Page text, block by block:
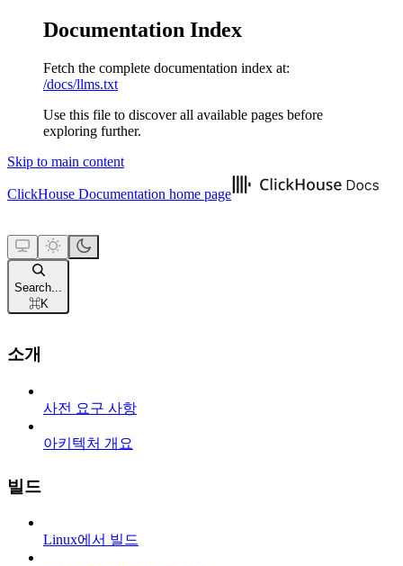
Documentation Index
Fetch the complete documentation index at:
/docs/llms.txt
Use this file to discover all available pages before
exploring further.
Skip to main content
ClickHouse Documentation home page
Search...
⌘K
소개
사전 요구 사항
아키텍처 개요
빌드
Linux에서 빌드